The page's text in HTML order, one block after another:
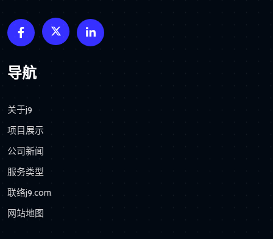
导航
关于j9
项目展示
公司新闻
服务类型
联络j9.com
网站地图